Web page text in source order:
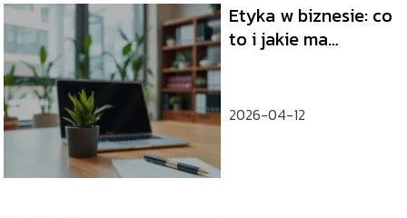
Etyka w biznesie: co
to i jakie ma
2026-04-12